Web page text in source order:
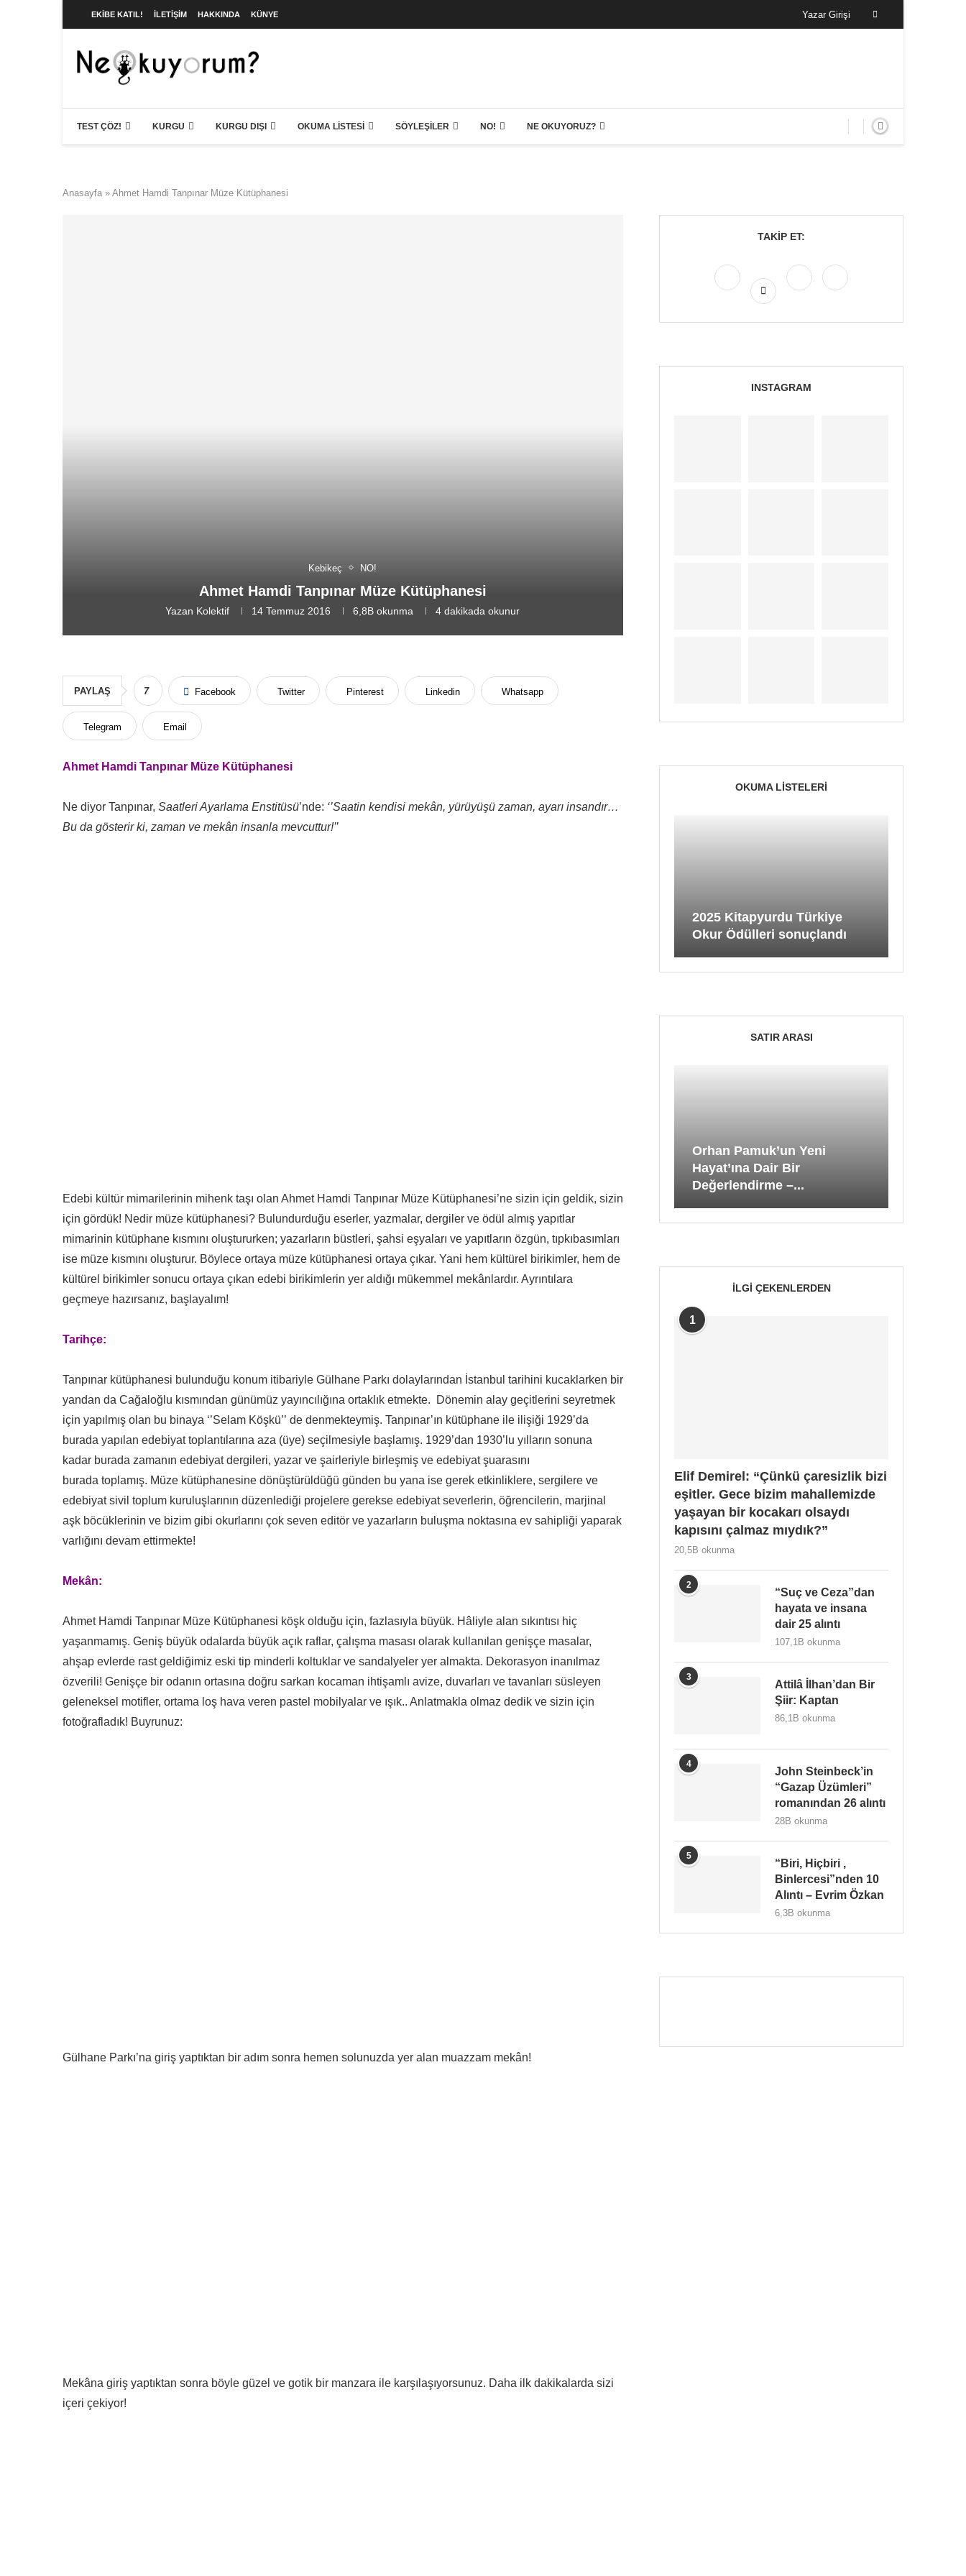
EKIBE KATIL! İLETIŞIM HAKKINDA KÜNYE Yazar Girişi
TEST ÇÖZ! KURGU KURGU DIŞI OKUMA LISTESI SÖYLEŞILER NO! NE OKUYORUZ?
Anasayfa » Ahmet Hamdi Tanpınar Müze Kütüphanesi
Kebikeç NO!
Ahmet Hamdi Tanpınar Müze Kütüphanesi
Yazan Kolektif 14 Temmuz 2016 6,8B okunma 4 dakikada okunur
PAYLAŞ 7 Facebook Twitter Pinterest Linkedin Whatsapp
Telegram Email
Ahmet Hamdi Tanpınar Müze Kütüphanesi
Ne diyor Tanpınar, Saatleri Ayarlama Enstitüsü’nde: ‘’Saatin kendisi mekân, yürüyüşü zaman, ayarı insandır…
Bu da gösterir ki, zaman ve mekân insanla mevcuttur!’’
Edebi kültür mimarilerinin mihenk taşı olan Ahmet Hamdi Tanpınar Müze Kütüphanesi’ne sizin için geldik, sizin
için gördük! Nedir müze kütüphanesi? Bulundurduğu eserler, yazmalar, dergiler ve ödül almış yapıtlar
mimarinin kütüphane kısmını oluştururken; yazarların büstleri, şahsi eşyaları ve yapıtların özgün, tıpkıbasımları
ise müze kısmını oluşturur. Böylece ortaya müze kütüphanesi ortaya çıkar. Yani hem kültürel birikimler, hem de
kültürel birikimler sonucu ortaya çıkan edebi birikimlerin yer aldığı mükemmel mekânlardır. Ayrıntılara
geçmeye hazırsanız, başlayalım!
Tarihçe:
Tanpınar kütüphanesi bulunduğu konum itibariyle Gülhane Parkı dolaylarından İstanbul tarihini kucaklarken bir
yandan da Cağaloğlu kısmından günümüz yayıncılığına ortaklık etmekte. Dönemin alay geçitlerini seyretmek
için yapılmış olan bu binaya ‘’Selam Köşkü’’ de denmekteymiş. Tanpınar’ın kütüphane ile ilişiği 1929’da
burada yapılan edebiyat toplantı larına aza (üye) seçilmesiyle başlamış. 1929’dan 1930’lu yılların sonuna
kadar burada zamanın edebiyat dergileri, yazar ve şairleriyle birleşmiş ve edebiyat şuarasını
burada toplamış. Müze kütüphanesine dönüştürüldüğü günden bu yana ise gerek etkinliklere, sergilere ve
edebiyat sivil toplum kuruluşlarının düzenlediği projelere gerekse edebiyat severlerin, öğrencilerin, marjinal
aşk böcüklerinin ve bizim gibi okurlarını çok seven editör ve yazarların buluşma noktasına ev sahipliği yaparak
varlığını devam ettirmekte!
Mekân:
Ahmet Hamdi Tanpınar Müze Kütüphanesi köşk olduğu için, fazlasıyla büyük. Hâliyle alan sıkıntısı hiç
yaşanmamış. Geniş büyük odalarda büyük açık raflar, çalışma masası olarak kullanılan genişçe masalar,
ahşap evlerde rast geldiğimiz eski tip minderli koltuklar ve sandalyeler yer almakta. Dekorasyon inanılmaz
özverili! Genişçe bir odanın ortasına doğru sarkan kocaman ihtişamlı avize, duvarları ve tavanları süsleyen
geleneksel motifler, ortama loş hava veren pastel mobilyalar ve ışık.. Anlatmakla olmaz dedik ve sizin için
fotoğrafladık! Buyrunuz:
Gülhane Parkı’na giriş yaptıktan bir adım sonra hemen solunuzda yer alan muazzam mekân!
Mekâna giriş yaptıktan sonra böyle güzel ve gotik bir manzara ile karşılaşıyorsunuz. Daha ilk dakikalarda sizi
içeri çekiyor!
TAKIP ET:
INSTAGRAM
OKUMA LISTELERI
2025 Kitapyurdu Türkiye
Okur Ödülleri sonuçlandı
SATIR ARASI
Orhan Pamuk’un Yeni
Hayat’ına Dair Bir
Değerlendirme –...
İLGI ÇEKENLERDEN
1
Elif Demirel: “Çünkü çaresizlik bizi
eşitler. Gece bizim mahallemizde
yaşayan bir kocakarı olsaydı
kapısını çalmaz mıydık?”
20,5B okunma
2
“Suç ve Ceza”dan
hayata ve insana
dair 25 alıntı
107,1B okunma
3
Attilâ İlhan’dan Bir
Şiir: Kaptan
86,1B okunma
4
John Steinbeck’in
“Gazap Üzümleri”
romanından 26 alıntı
28B okunma
5
“Biri, Hiçbiri ,
Binlercesi”nden 10
Alıntı – Evrim Özkan
6,3B okunma